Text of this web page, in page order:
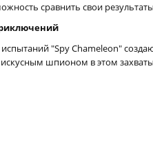
сравнить свои
"Spy Chameleon"
шпионом в этом